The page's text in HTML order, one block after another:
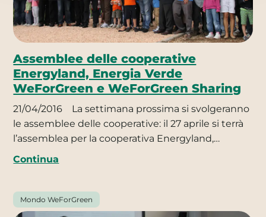
Assemblee delle cooperative
Energyland, Energia Verde
WeForGreen e WeForGreen Sharing
21/04/2016
La settimana prossima si svolgeranno
le assemblee delle cooperative: il 27 aprile si terrà
l’assemblea per la cooperativa Energyland,…
Continua
Mondo WeForGreen